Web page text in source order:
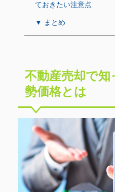
ておきたい注意点
▼ まとめ
不動産売却で
勢価格とは